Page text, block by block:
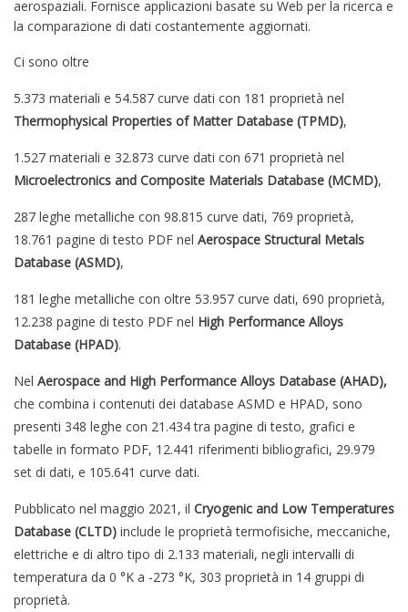
aerospaziali. Fornisce applicazioni basate su Web per la ricerca e
la comparazione di dati costantemente aggiornati.
Ci sono oltre
5.373 materiali e 54.587 curve dati con 181 proprietà nel
Thermophysical Properties of Matter Database (TPMD),
1.527 materiali e 32.873 curve dati con 671 proprietà nel
Microelectronics and Composite Materials Database (MCMD),
287 leghe metalliche con 98.815 curve dati, 769 proprietà,
18.761 pagine di testo PDF nel Aerospace Structural Metals
Database (ASMD),
181 leghe metalliche con oltre 53.957 curve dati, 690 proprietà,
12.238 pagine di testo PDF nel High Performance Alloys
Database (HPAD).
Nel Aerospace and High Performance Alloys Database (AHAD),
che combina i contenuti dei database ASMD e HPAD, sono
presenti 348 leghe con 21.434 tra pagine di testo, grafici e
tabelle in formato PDF, 12.441 riferimenti bibliografici, 29.979
set di dati, e 105.641 curve dati.
Pubblicato nel maggio 2021, il Cryogenic and Low Temperatures
Database (CLTD) include le proprietà termofisiche, meccaniche,
elettriche e di altro tipo di 2.133 materiali, negli intervalli di
temperatura da 0 °K a -273 °K, 303 proprietà in 14 gruppi di
proprietà.